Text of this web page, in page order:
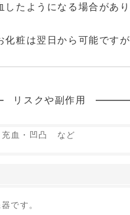
たようになる場合があ
粧は翌日から可能です
リスクや副作用
充血・凹凸 など
です。